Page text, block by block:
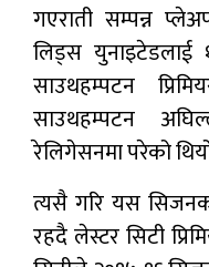
गएराती सम्पन्न
लिड्स युनाइटेडलाई
साउथहम्पटन
साउथहम्पटन
रेलिगेसनमा परेको
त्यसै गरि यस
रहदै लेस्टर सिटी